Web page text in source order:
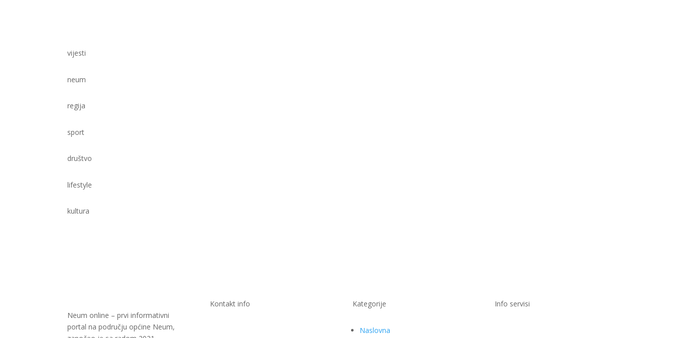
vijesti
neum
regija
sport
društvo
lifestyle
kultura
Neum online – prvi informativni
portal na području općine Neum,
Kontakt info Kategorije
Naslovna
Info servisi